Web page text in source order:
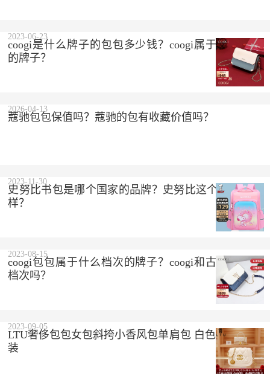
coogi是什么牌子的包包多少钱？coogi属于什么档次
的牌子？
2023-06-23
蔻驰包包保值吗？蔻驰的包有收藏价值吗？
2026-04-13
史努比书包是哪个国家的品牌？史努比这个品牌怎么
样？
2023-11-30
coogi包包属于什么档次的牌子？coogi和古驰是一个
档次吗？
2023-08-15
LTU奢侈包包女包斜挎小香风包单肩包 白色 精美礼盒
装
2023-09-05